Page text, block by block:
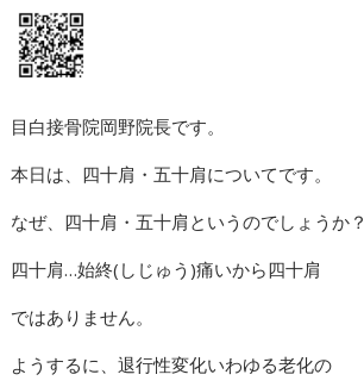
目白接骨院岡野院長です。
本日は、四十肩・五十肩についてです。
なぜ、四十肩・五十肩というのでしょうか？
四十肩…始終(しじゅう)痛いから四十肩
ではありません。
ようするに、退行性変化いわゆる老化の